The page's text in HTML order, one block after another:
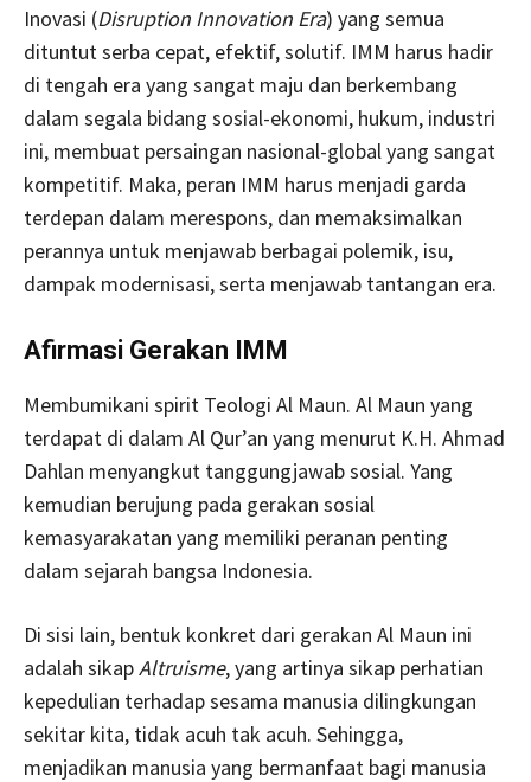
Inovasi (Disruption Innovation Era) yang semua
dituntut serba cepat, efektif, solutif. IMM harus hadir
di tengah era yang sangat maju dan berkembang
dalam segala bidang sosial-ekonomi, hukum, industri
ini, membuat persaingan nasional-global yang sangat
kompetitif. Maka, peran IMM harus menjadi garda
terdepan dalam merespons, dan memaksimalkan
perannya untuk menjawab berbagai polemik, isu,
dampak modernisasi, serta menjawab tantangan era.
Afirmasi Gerakan IMM
Membumikani spirit Teologi Al Maun. Al Maun yang
terdapat di dalam Al Qur’an yang menurut K.H. Ahmad
Dahlan menyangkut tanggungjawab sosial. Yang
kemudian berujung pada gerakan sosial
kemasyarakatan yang memiliki peranan penting
dalam sejarah bangsa Indonesia.
Di sisi lain, bentuk konkret dari gerakan Al Maun ini
adalah sikapAltruisme, yang artinya sikap perhatian
kepedulian terhadap sesama manusia dilingkungan
sekitar kita, tidak acuh tak acuh. Sehingga,
menjadikan manusia yang bermanfaat bagi manusia